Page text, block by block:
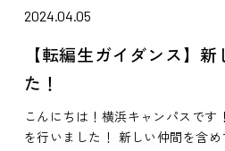
2024.04.05
【転編生ガイダンス】
た！
こんにちは！横浜キャンパスです
を行いました！ 新しい仲間を含